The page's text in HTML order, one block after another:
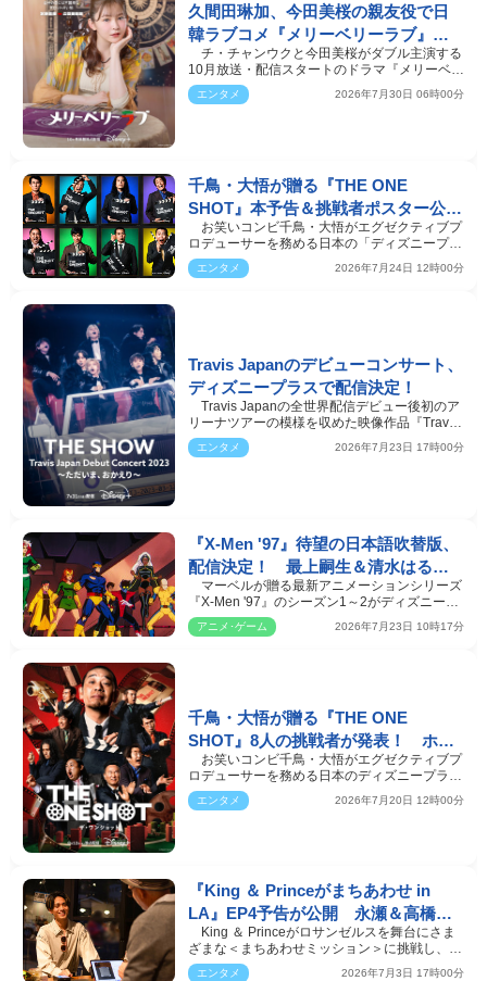
久間田琳加、今田美桜の親友役で日
韓ラブコメ『メリーベリーラブ』出
演 キャラビジュアルもそろい踏み
チ・チャンウクと今田美桜がダブル主演する
10月放送・配信スタートのドラマ『メリーベリ
ーラブ』（ディ…
エンタメ 2026年7月30日 06時00分
千鳥・大悟が贈る『THE ONE
SHOT』本予告＆挑戦者ポスター公
開！ オダギリジョー＆白石麻衣も
特別審査員として参加
お笑いコンビ千鳥・大悟がエグゼクティブプ
ロデューサーを務める日本の「ディズニープラ
ス」初となるオ…
エンタメ 2026年7月24日 12時00分
Travis Japanのデビューコンサート、
ディズニープラスで配信決定！
Travis Japanの全世界配信デビュー後初のア
リーナツアーの模様を収めた映像作品『Travis
Japan Debut Co…
エンタメ 2026年7月23日 17時00分
『X-Men '97』待望の日本語吹替版、
配信決定！ 最上嗣生＆清水はる香
ら実力派声優集結
マーベルが贈る最新アニメーションシリーズ
『X-Men '97』のシーズン1～2がディズニー公
式動画配信サービ…
アニメ･ゲーム 2026年7月23日 10時17分
千鳥・大悟が贈る『THE ONE
SHOT』8人の挑戦者が発表！ ホリ
ケン、ロバート秋山、かまいたち山
内ら出演
お笑いコンビ千鳥・大悟がエグゼクティブプ
ロデューサーを務める日本のディズニープラス
初となるオリジ…
エンタメ 2026年7月20日 12時00分
『King ＆ Princeがまちあわせ in
LA』EP4予告が公開 永瀬＆高橋が
青木アナと裏話を語る特別動画も
King ＆ Princeがロサンゼルスを舞台にさま
ざまな＜まちあわせミッション＞に挑戦し、二
人の絆を確かめ…
エンタメ 2026年7月3日 17時00分